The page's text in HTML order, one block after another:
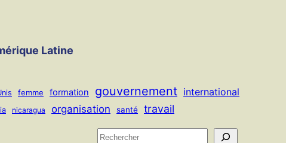
Latine
femme formation gouvernement international
nicaragua organisation santé travail
R